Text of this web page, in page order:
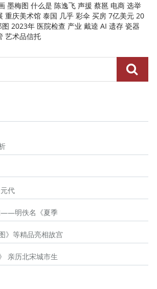
墨梅图 什么是 陈逸飞 声援 蔡邕 电商 选举
重庆美术馆 泰国 几乎 彩伞 买房 7亿美元 20
图 2023年 医院检查 产业 戴逵 AI 遗存 瓷器
艺术品信托
代
——明佚名《夏季
》等精品亮相故宫
亲历北宋城市生